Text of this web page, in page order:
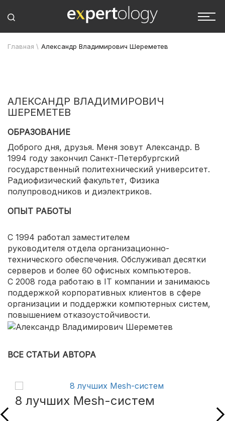
Главная \ Александр Владимирович Шереметев
АЛЕКСАНДР ВЛАДИМИРОВИЧ
ШЕРЕМЕТЕВ
ОБРАЗОВАНИЕ
Доброго дня, друзья. Меня зовут Александр. В
1994 году закончил Санкт-Петербургский
государственный политехнический университет.
Радиофизический факультет, Физика
полупроводников и диэлектриков.
ОПЫТ РАБОТЫ
С 1994 работал заместителем
руководителя отдела организационно-
технического обеспечения. Обслуживал десятки
серверов и более 60 офисных компьютеров.
С 2008 года работаю в IT компании и занимаюсь
поддержкой корпоративных клиентов в сфере
организации и поддержки компютерных систем,
повышением отказоустойчивости.
ВСЕ СТАТЬИ АВТОРА
8 лучших Mesh-систем